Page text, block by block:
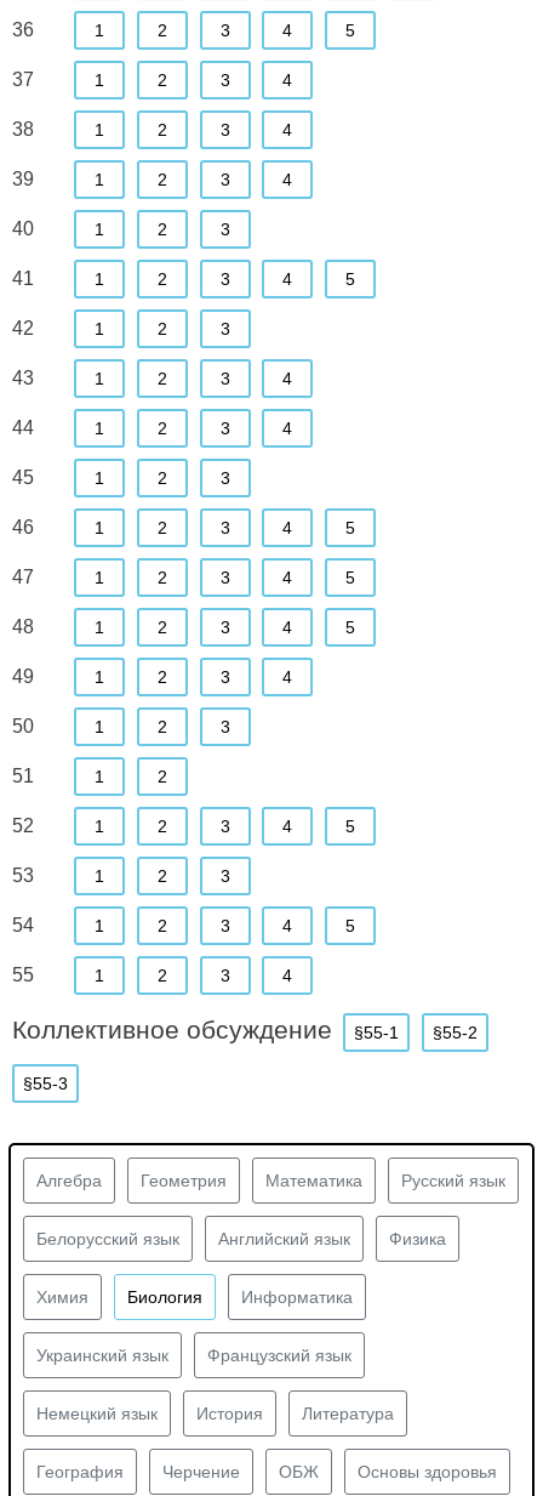
36 1 2 3 4 5
37 1 2 3 4
38 1 2 3 4
39 1 2 3 4
40 1 2 3
41 1 2 3 4 5
42 1 2 3
43 1 2 3 4
44 1 2 3 4
45 1 2 3
46 1 2 3 4 5
47 1 2 3 4 5
48 1 2 3 4 5
49 1 2 3 4
50 1 2 3
51 1 2
52 1 2 3 4 5
53 1 2 3
54 1 2 3 4 5
55 1 2 3 4
Коллективное обсуждение §55-1 §55-2
§55-3
Алгебра Геометрия Математика Русский язык
Белорусский язык Английский язык Физика
Химия Биология Информатика
Украинский язык Французский язык
Немецкий язык История Литература
География Черчение ОБЖ Основы здоровья